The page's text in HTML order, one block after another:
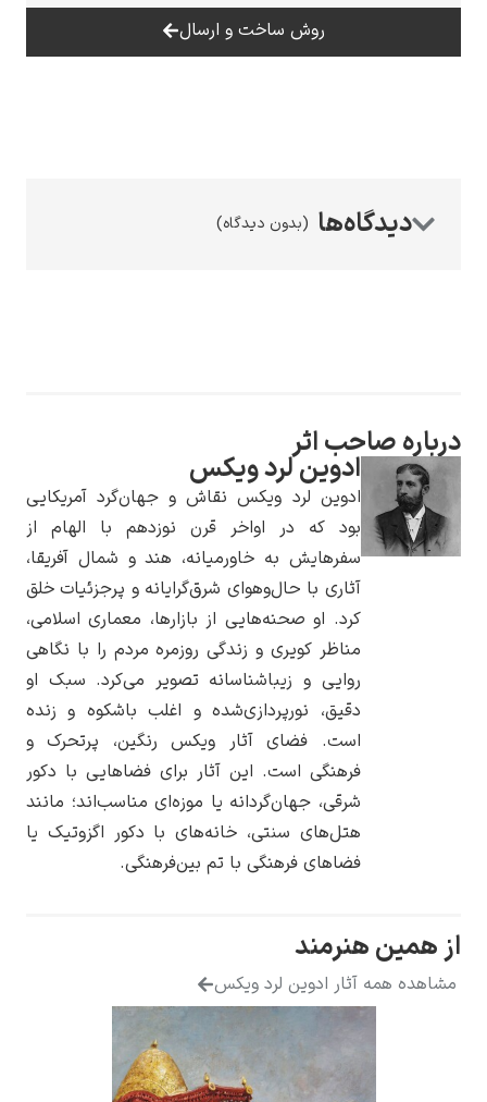
پل سزان
یوهانس فرمیر
پرفروش‌ترین
تابلوها
روش ساخت و ارسال
(بدون دیدگاه)
درباره صاحب اثر
ادوین لرد ویکس
ادوین لرد ویکس نقاش و جهان‌گرد آمریکایی
بود که در اواخر قرن نوزدهم با الهام از
سفرهایش به خاورمیانه، هند و شمال آفریقا،
آثاری با حال‌وهوای شرق‌گرایانه و پرجزئیات خلق
کرد. او صحنه‌هایی از بازارها، معماری اسلامی،
مناظر کویری و زندگی روزمره مردم را با نگاهی
روایی و زیباشناسانه تصویر می‌کرد. سبک او
دقیق، نورپردازی‌شده و اغلب باشکوه و زنده
است. فضای آثار ویکس رنگین، پرتحرک و
فرهنگی است. این آثار برای فضاهایی با دکور
شرقی، جهان‌گردانه یا موزه‌ای مناسب‌اند؛ مانند
هتل‌های سنتی، خانه‌های با دکور اگزوتیک یا
فضاهای فرهنگی با تم بین‌فرهنگی.
از همین هنرمند
مشاهده همه آثار ادوین لرد ویکس